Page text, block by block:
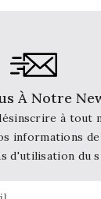
À Notre
à tout
informations de
d'utilisation du